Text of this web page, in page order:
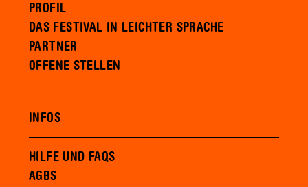
PROFIL
DAS FESTIVAL IN LEICHTER SPRACHE
PARTNER
OFFENE STELLEN
INFOS
HILFE UND FAQS
AGBS